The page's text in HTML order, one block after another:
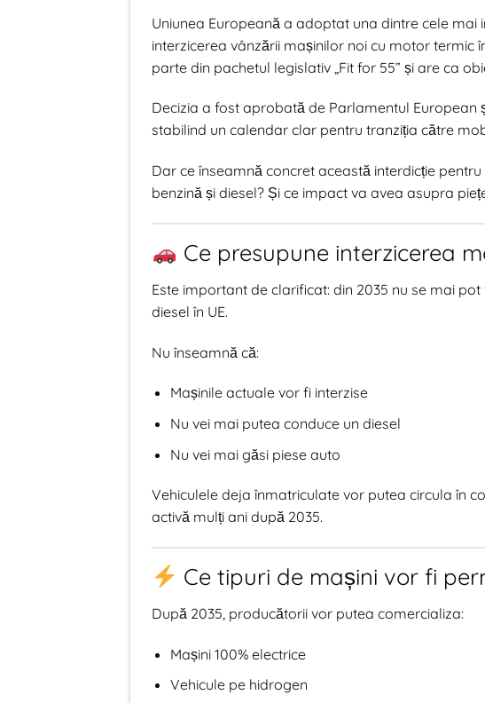
Uniunea Europeană a adoptat una dintre cele
interzicerea vânzării mașinilor noi cu motor termic
parte din pachetul legislativ „Fit for 55” și are ca
Decizia a fost aprobată de Parlamentul European
stabilind un calendar clar pentru tranziția către
Dar ce înseamnă concret această interdicție
benzină și diesel? Și ce impact va avea asupra
Ce presupune interzicerea
Este important de clarificat: din 2035 nu se mai
diesel în UE.
Nu înseamnă că:
Mașinile actuale vor fi interzise
Nu vei mai putea conduce un diesel
Nu vei mai găsi piese auto
Vehiculele deja înmatriculate vor putea circula în
activă mulți ani după 2035.
Ce tipuri de mașini vor fi
După 2035, producătorii vor putea comercializa:
Mașini 100% electrice
Vehicule pe hidrogen